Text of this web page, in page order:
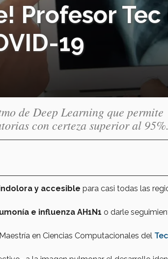
Profesor Tec
19
de Deep Learning que permite
con certeza superior al 95%.
y accesible para casi todas las
e influenza AH1N1 o darle
en Ciencias Computacionales del Tec